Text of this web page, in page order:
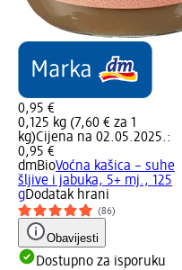
0,95 €
0,125 kg (7,60 € za 1
kg)Cijena na 02.05.2025.:
0,95 €
dmBioVoćna kašica – suhe
šljive i jabuka, 5+ mj., 125
gDodatak hrani
(86)
Obavijesti
Dostupno za isporuku